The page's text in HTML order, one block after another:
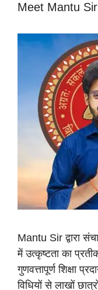
Meet Mantu Sir
Mantu Sir द्वारा
में उत्कृष्टता का
गुणवत्तापूर्ण शिक्षा
विधियों से लाखों